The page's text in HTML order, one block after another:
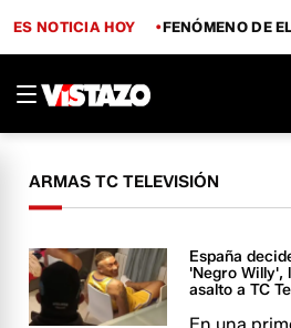
ES NOTICIA HOY FENÓMENO DE
ARMAS TC TELEVISIÓN
España
'Negro Willy',
asalto a TC